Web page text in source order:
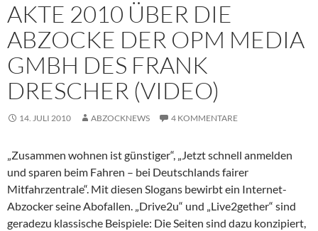
AKTE 2010 ÜBER DIE
ABZOCKE DER OPM MEDIA
GMBH DES FRANK
DRESCHER (VIDEO)
14. JULI 2010 ABZOCKNEWS 4 KOMMENTARE
„Zusammen wohnen ist günstiger“, „Jetzt schnell anmelden
und sparen beim Fahren – bei Deutschlands fairer
Mitfahrzentrale“. Mit diesen Slogans bewirbt ein Internet-
Abzocker seine Abofallen. „Drive2u“ und „Live2gether“ sind
geradezu klassische Beispiele: Die Seiten sind dazu konzipiert,